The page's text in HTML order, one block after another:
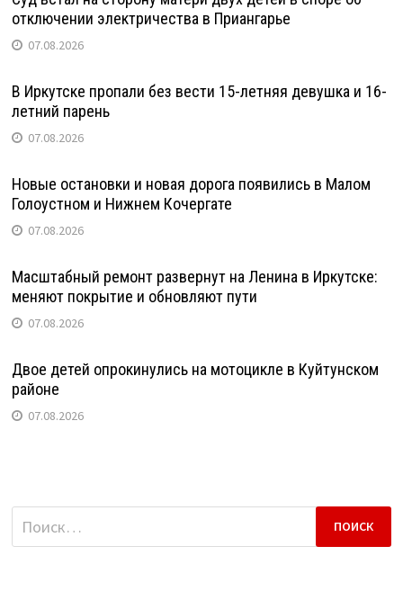
отключении электричества в Приангарье
07.08.2026
В Иркутске пропали без вести 15-летняя девушка и 16-
летний парень
07.08.2026
Новые остановки и новая дорога появились в Малом
Голоустном и Нижнем Кочергате
07.08.2026
Масштабный ремонт развернут на Ленина в Иркутске:
меняют покрытие и обновляют пути
07.08.2026
Двое детей опрокинулись на мотоцикле в Куйтунском
районе
07.08.2026
Найти: